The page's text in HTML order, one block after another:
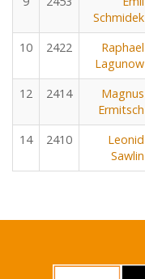
Schmidek
10 2422
Raphael
Lagunow
12 2414
Magnus
Ermitsch
14 2410
Leonid
Sawlin